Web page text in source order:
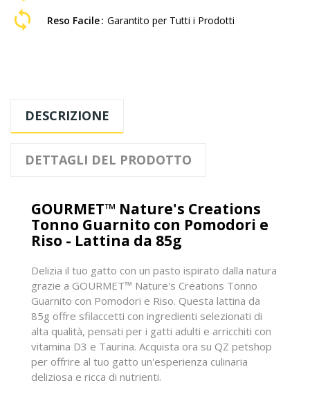
Reso Facile Garantito per Tutti i Prodotti
DESCRIZIONE
DETTAGLI DEL PRODOTTO
GOURMET™ Nature's Creations
Tonno Guarnito con Pomodori e
Riso - Lattina da 85g
Delizia il tuo gatto con un pasto ispirato dalla natura
grazie a GOURMET™ Nature's Creations Tonno
Guarnito con Pomodori e Riso. Questa lattina da
85g offre sfilaccetti con ingredienti selezionati di
alta qualità, pensati per i gatti adulti e arricchiti con
vitamina D3 e Taurina. Acquista ora su QZ petshop
per offrire al tuo gatto un'esperienza culinaria
deliziosa e ricca di nutrienti.